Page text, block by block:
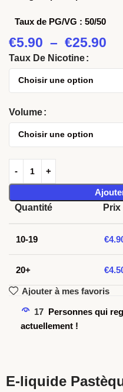
Taux de PG/VG : 50/50
€5.90 – €25.90
Taux De Nicotine
Volume
Quantité
Prix
10-19 €
20+ €
Ajouter à mes favoris
17 Personnes qui
actuellement !
E-liquide